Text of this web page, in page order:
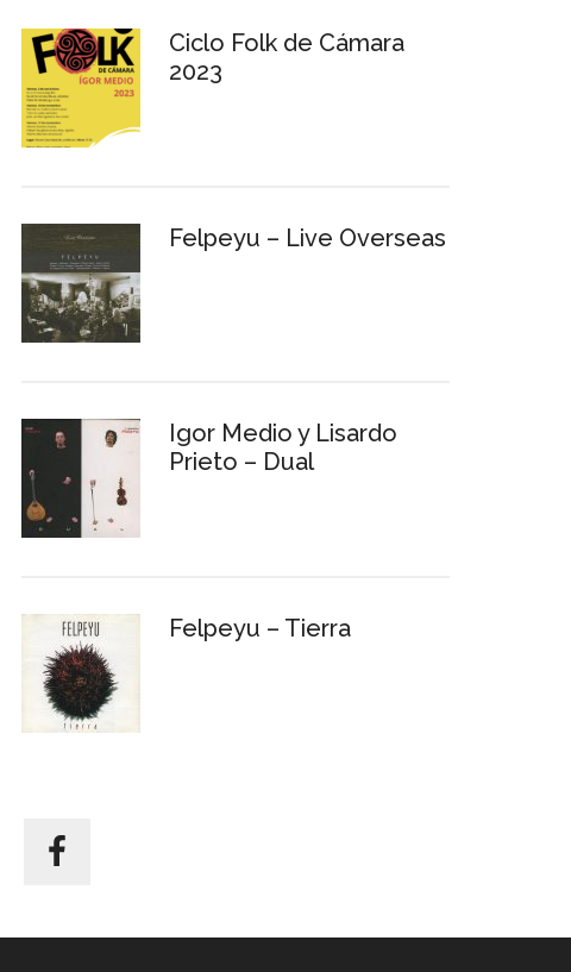
Ciclo Folk de Cámara
2023
Felpeyu – Live Overseas
Igor Medio y Lisardo
Prieto – Dual
Felpeyu – Tierra